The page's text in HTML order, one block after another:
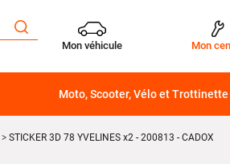
Mon véhicule Mon
Moto, Scooter, Vélo et Trottinette
STICKER 3D 78 YVELINES x2 - 200813 - CADOX